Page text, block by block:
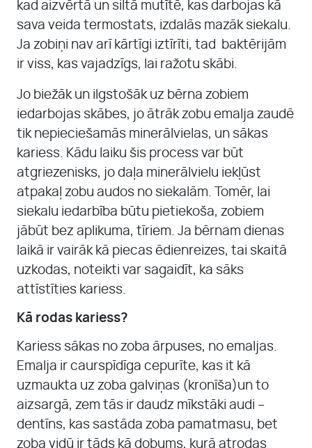
kad aizvērtā un siltā mutītē, kas darbojas kā
sava veida termostats, izdalās mazāk siekalu.
Ja zobiņi nav arī kārtīgi iztīrīti, tad baktērijām
ir viss, kas vajadzīgs, lai ražotu skābi.
Jo biežāk un ilgstošāk uz bērna zobiem
iedarbojas skābes, jo ātrāk zobu emalja zaudē
tik nepieciešamās minerālvielas, un sākas
kariess. Kādu laiku šis process var būt
atgriezenisks, jo daļa minerālvielu iekļūst
atpakaļ zobu audos no siekalām. Tomēr, lai
siekalu iedarbība būtu pietiekoša, zobiem
jābūt bez aplikuma, tīriem. Ja bērnam dienas
laikā ir vairāk kā piecas ēdienreizes, tai skaitā
uzkodas, noteikti var sagaidīt, ka sāks
attīstīties kariess.
Kā rodas kariess?
Kariess sākas no zoba ārpuses, no emaljas.
Emalja ir caurspīdīga cepurīte, kas it kā
uzmaukta uz zoba galviņas (kronīša)un to
aizsargā, zem tās ir daudz mīkstāki audi –
dentīns, kas sastāda zoba pamatmasu, bet
zoba vidū ir tāds kā dobums, kurā atrodas